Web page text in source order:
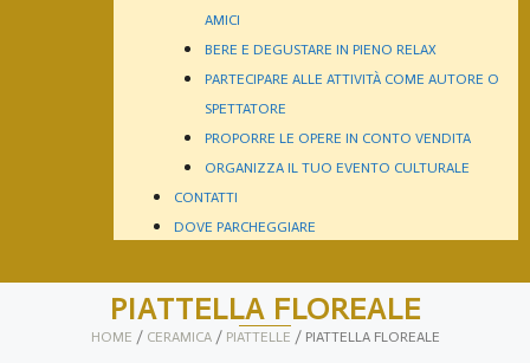
AMICI
BERE E DEGUSTARE IN PIENO RELAX
PARTECIPARE ALLE ATTIVITÀ COME AUTORE O
SPETTATORE
PROPORRE LE OPERE IN CONTO VENDITA
ORGANIZZA IL TUO EVENTO CULTURALE
CONTATTI
DOVE PARCHEGGIARE
PIATTELLA FLOREALE
HOME / CERAMICA/ PIATTELLE / PIATTELLA FLOREALE